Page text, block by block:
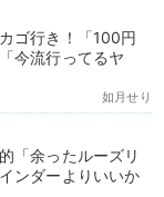
ゴ行き！「100円
今流行ってるヤ
如月せり
「余ったルーズリ
ンダーよりいいか